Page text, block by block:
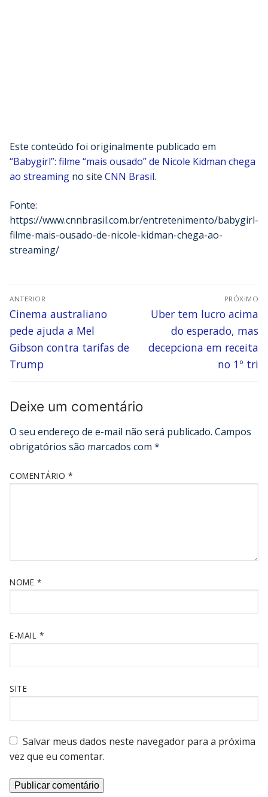
Este conteúdo foi originalmente publicado em
“Babygirl”: filme “mais ousado” de Nicole Kidman chega
ao streaming no site CNN Brasil.
Fonte:
https://www.cnnbrasil.com.br/entretenimento/babygirl-
filme-mais-ousado-de-nicole-kidman-chega-ao-
streaming/
ANTERIOR
Cinema australiano
pede ajuda a Mel
Gibson contra tarifas de
Trump
PRÓXIMO
Uber tem lucro acima
do esperado, mas
decepciona em receita
no 1º tri
Deixe um comentário
O seu endereço de e-mail não será publicado. Campos
obrigatórios são marcados com *
COMENTÁRIO *
NOME *
E-MAIL *
SITE
Salvar meus dados neste navegador para a próxima
vez que eu comentar.